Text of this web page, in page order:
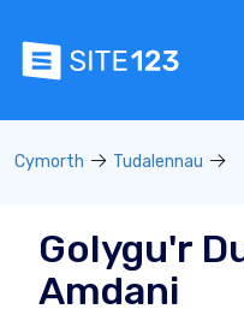
Cymorth Tudalennau
Golygu'r
Amdani